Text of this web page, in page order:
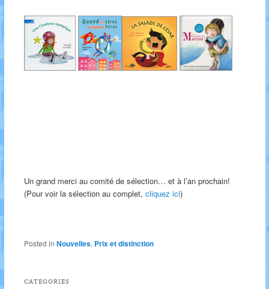
Un grand merci au comité de sélection… et à l’an prochain!
(Pour voir la sélection au complet, cliquez ici)
Posted in Nouvelles, Prix et distinction
CATEGORIES